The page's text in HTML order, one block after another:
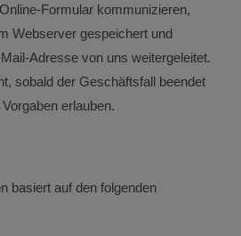
Formular kommunizieren,
Webserver gespeichert und
Adresse von uns weitergeleitet.
sobald der Geschäftsfall beendet
erlauben.
basiert auf den folgenden